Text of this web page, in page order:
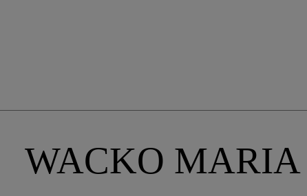
WACKO MARIA